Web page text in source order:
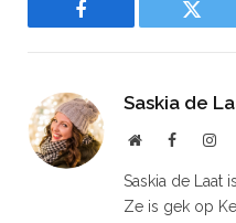
Facebook
Saskia de
WebsiteFacebook
Saskia de Laat
Ze is gek op